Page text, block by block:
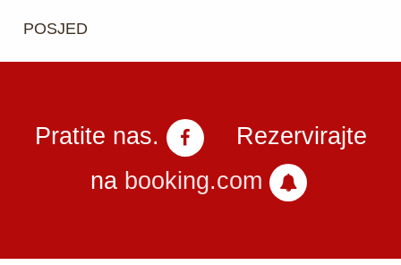
POSJED
Pratite nas.
Rezervirajte
na booking.com